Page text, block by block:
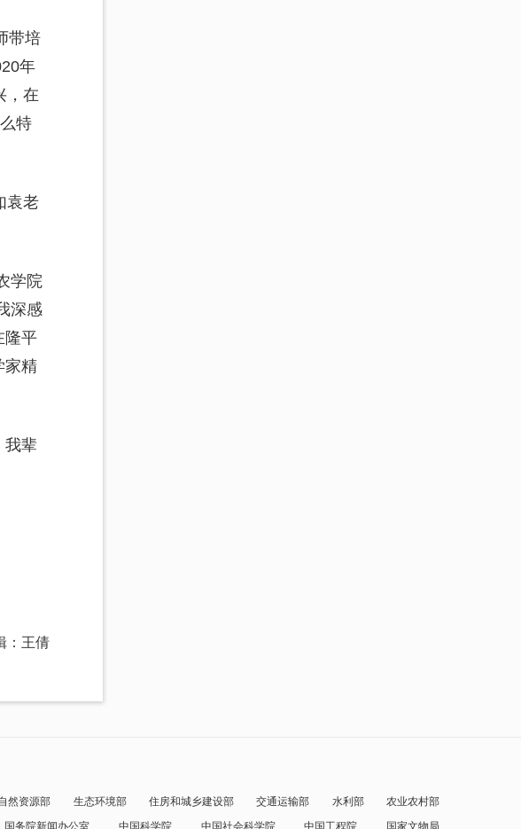
带培
年
，在
特
袁老
学院
深感
隆平
家精
我辈
：王倩
然资源部 生态环境部 住房和城乡建设部 交通运输部 水利部
农业农村部
国务院新闻办公室 中国科学院 中国社会科学院 中国工程院 国家文物局